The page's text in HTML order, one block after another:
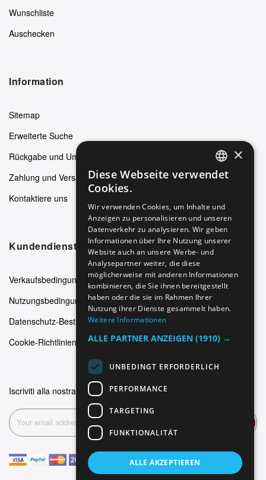
Wunschliste
Auschecken
Information
Sitemap
Erweiterte Suche
Rückgabe und Umtausch
Zahlung und Versand
Kontaktiere uns
Kundendienst
Verkaufsbedingungen
Nutzungsbedingungen
Datenschutz-Bestimmungen
Cookie-Richtlinien
Iscriviti alla nostra newsletter
ENGLISH
ITALIAN
SPANISH
×
Diese Webseite verwendet
Cookies.
Wir verwenden Cookies, um Inhalte und
Anzeigen zu personalisieren und unseren
Datenverkehr zu analysieren. Wir geben
Informationen über Ihre Nutzung unserer
Website auch an unsere Werbe- und
Analysepartner weiter, die diese
möglicherweise mit anderen Informationen
kombinieren, die Sie ihnen bereitgestellt
haben oder die sie im Rahmen Ihrer
Nutzung ihrer Dienste gesammelt haben.
Weitere Informationen
ALLE PARTNER ANZEIGEN (1910) →
UNBEDINGT ERFORDERLICH
PERFORMANCE
TARGETING
FUNKTIONALITÄT
ALLE AKZEPTIEREN